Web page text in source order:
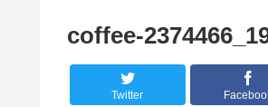
coffee-
Twitter